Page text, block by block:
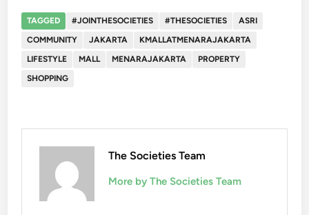
TAGGED #JOINTHESOCIETIES #THESOCIETIES
ASRI
COMMUNITY
JAKARTA
KMALLATMENARAJAKARTA
LIFESTYLE
MALL MENARAJAKARTA
PROPERTY
SHOPPING
The Societies Team
More by The Societies Team